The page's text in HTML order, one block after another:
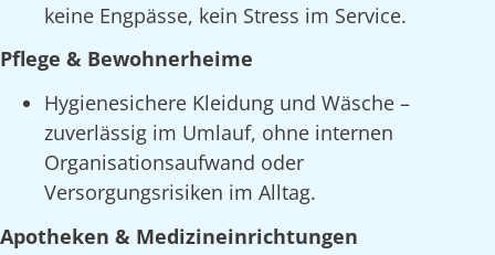
keine Engpässe, kein Stress im Service.
Pflege & Bewohnerheime
Hygienesichere Kleidung und Wäsche –
zuverlässig im Umlauf, ohne internen
Organisationsaufwand oder
Versorgungsrisiken im Alltag.
Apotheken & Medizineinrichtungen